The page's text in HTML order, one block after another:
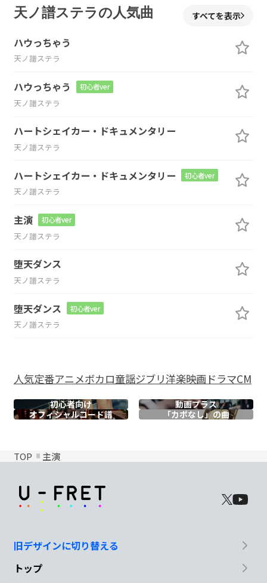
天ノ譜ステラの人気曲 すべてを表示
ハウっちゃう
天ノ譜ステラ
ハウっちゃう 初心者ver
天ノ譜ステラ
ハートシェイカー・ドキュメンタリー
天ノ譜ステラ
ハートシェイカー・ドキュメンタリー 初心者ver
天ノ譜ステラ
主演 初心者ver
天ノ譜ステラ
堕天ダンス
天ノ譜ステラ
堕天ダンス 初心者ver
天ノ譜ステラ
人気定番アニメボカロ童謡ジブリ洋楽映画ドラマCM
初心者向け
動画プラス
オフィシャルコード譜 「カポなし」の曲
TOP 主演
旧デザインに切り替える
トップ